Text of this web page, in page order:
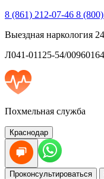
8 (861) 212-07-46 8
Выездная наркология
Л041-01125-54/00960164
Похмельная служба
Краснодар
Проконсультироваться